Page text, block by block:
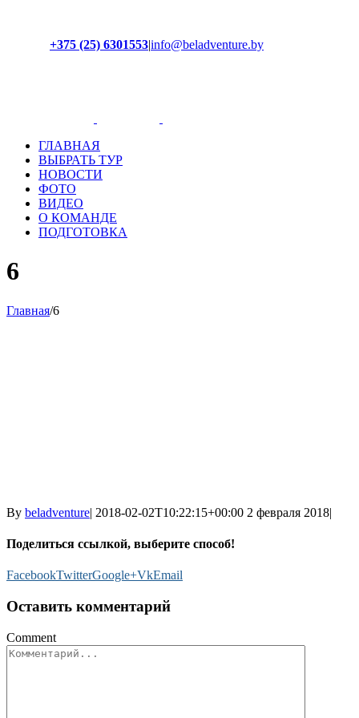
+375 (25) 6301553|info@beladventure.by
ГЛАВНАЯ
ВЫБРАТЬ ТУР
НОВОСТИ
ФОТО
ВИДЕО
О КОМАНДЕ
ПОДГОТОВКА
6
Главная/6
By beladventure| 2018-02-02T10:22:15+00:00 2 февраля 2018|
Поделиться ссылкой, выберите способ!
FacebookTwitterGoogle+VkEmail
Оставить комментарий
Comment